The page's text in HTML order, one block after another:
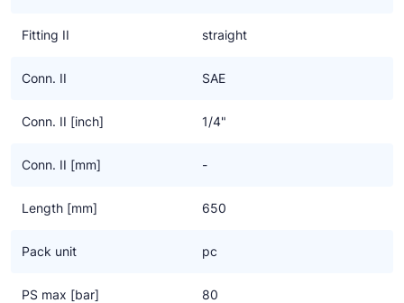
Fitting II straight
Conn. II SAE
Conn. II [inch] 1/4"
Conn. II [mm] -
Length [mm] 650
Pack unit pc
PS max [bar] 80